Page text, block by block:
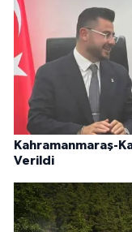
Kahramanmaraş-
Verildi